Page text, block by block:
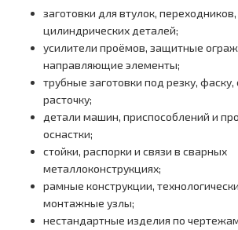
заготовки для втулок,
цилиндрических деталей;
усилители проёмов, защитные
направляющие элементы;
трубные заготовки под резку, фаску,
расточку;
детали машин, приспособлений и
оснастки;
стойки, распорки и связи в сварных
металлоконструкциях;
рамные конструкции,
монтажные узлы;
нестандартные изделия по